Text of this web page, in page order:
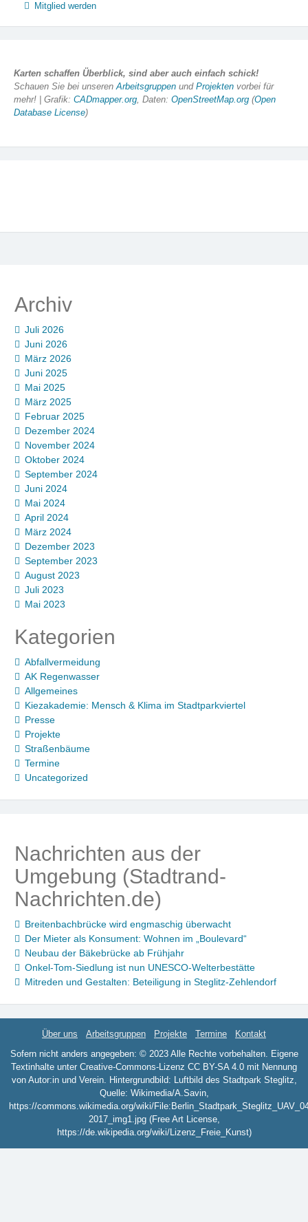
Mitglied werden
Karten schaffen Überblick, sind aber auch einfach schick!
Schauen Sie bei unseren Arbeitsgruppenund Projektenvorbei für
mehr! | Grafik: CADmapper.org, Daten: OpenStreetMap.org(Open
Database License)
Archiv
Juli 2026
Juni 2026
März 2026
Juni 2025
Mai 2025
März 2025
Februar 2025
Dezember 2024
November 2024
Oktober 2024
September 2024
Juni 2024
Mai 2024
April 2024
März 2024
Dezember 2023
September 2023
August 2023
Juli 2023
Mai 2023
Kategorien
Abfallvermeidung
AK Regenwasser
Allgemeines
Kiezakademie: Mensch & Klima im Stadtparkviertel
Presse
Projekte
Straßenbäume
Termine
Uncategorized
Nachrichten aus der
Umgebung (Stadtrand-
Nachrichten.de)
Breitenbachbrücke wird engmaschig überwacht
Der Mieter als Konsument: Wohnen im „Boulevard“
Neubau der Bäkebrücke ab Frühjahr
Onkel-Tom-Siedlung ist nun UNESCO-Welterbestätte
Mitreden und Gestalten: Beteiligung in Steglitz-Zehlendorf
Über uns Arbeitsgruppen Projekte Termine
Kontakt
Sofern nicht anders angegeben: © 2023 Alle Rechte vorbehalten. Eigene
Textinhalte unter Creative-Commons-Lizenz CC BY-SA 4.0 mit Nennung
von Autor:in und Verein. Hintergrundbild: Luftbild des Stadtpark Steglitz,
Quelle: Wikimedia/A.Savin,
https://commons.wikimedia.org/wiki/
2017_img1.jpg (Free Art License,
https://de.wikipedia.org/wiki/Lizenz_Freie_Kunst)